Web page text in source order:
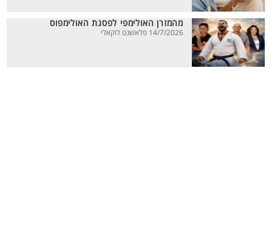
מהמזרן האולימפי לפסגת האולימפוס
14/7/2026 פלאשנט לוקאלי